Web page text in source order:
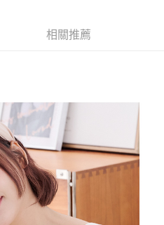
不需儲值。
即可結帳。
款。
」後，將跳轉至「AFTEE先享後付」
，即可完成結帳。
通知簡訊。
此簡訊中的連結，可透過四大超商／
)免運費
相關推薦